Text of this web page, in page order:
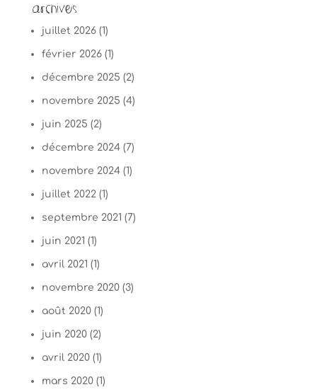
Archives
juillet 2026(1)
février 2026(1)
décembre 2025 (2)
novembre 2025 (4)
juin 2025 (2)
décembre 2024(7)
novembre 2024(1)
juillet 2022(1)
septembre 2021 (7)
juin 2021 (1)
avril 2021 (1)
novembre 2020(3)
août 2020(1)
juin 2020(2)
avril 2020(1)
mars 2020(1)